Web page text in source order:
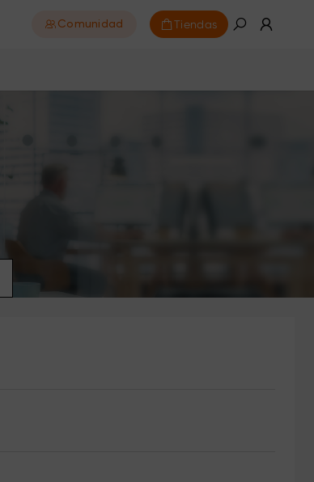
Comunidad Tiendas